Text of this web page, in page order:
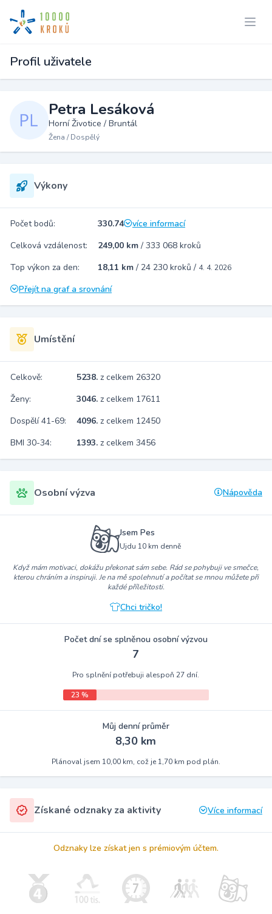
Profil uživatele
Petra Lesáková
Horní Životice / Bruntál
Žena / Dospělý
Výkony
Počet bodů: 330.74
více informací
Celková vzdálenost:
249,00 km / 333 068 kroků
Top výkon za den:
18,11 km / 24 230 kroků / 4. 4. 2026
Přejít na graf a srovnání
Umístění
Celkově: 5238. z celkem 26320
Ženy:
3046. z celkem 17611
Dospělí 41-69:
4096. z celkem 12450
BMI 30-34:
1393. z celkem 3456
Osobní výzva Nápověda
Jsem Pes
Ujdu 10 km denně
Když mám motivaci, dokážu překonat sám sebe. Rád se pohybuji ve smečce,
kterou chráním a inspiruji. Je na mě spolehnutí a počítat se mnou můžete při
každé příležitosti.
Chci tričko!
Počet dní se splněnou osobní výzvou
7
Pro splnění potřebuji alespoň 27 dní.
23 %
Můj denní průměr
8,30 km
Plánoval jsem 10,00 km, což je 1,70 km pod plán.
Získané odznaky za aktivity Více informací
Odznaky lze získat jen s prémiovým účtem.